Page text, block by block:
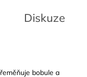
Diskuze
bobule a